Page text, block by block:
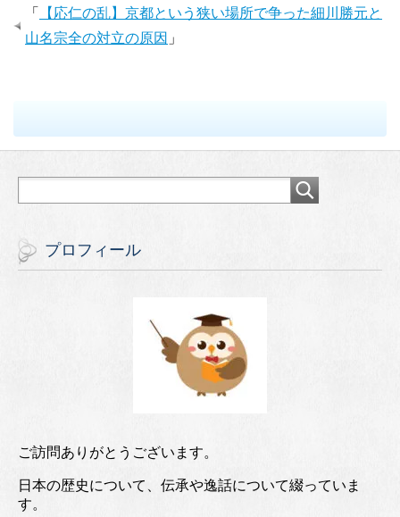
「
【応仁の乱】京都という狭い場所で争った細川勝元と
山名宗全の対立の原因 」
プロフィール
ご訪問ありがとうございます。
日本の歴史について、伝承や逸話について綴っていま
す。